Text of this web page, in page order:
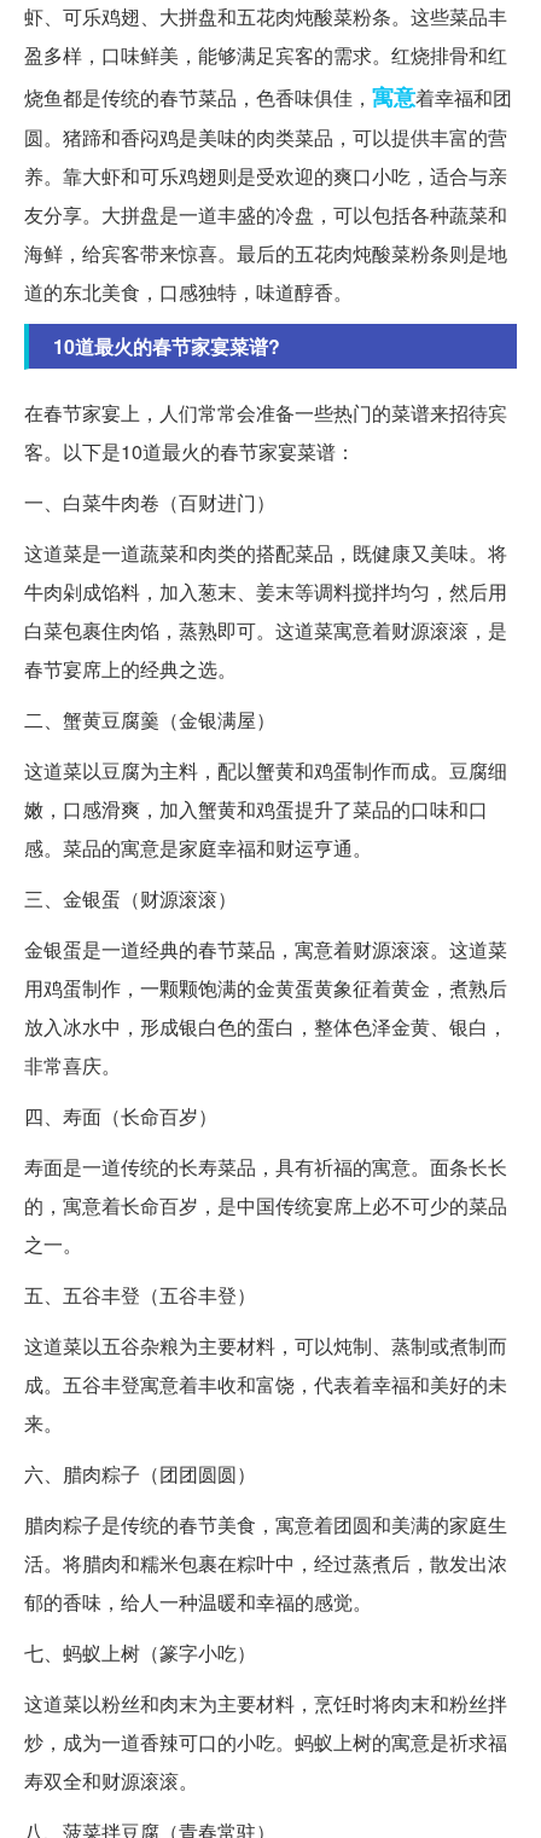
虾、可乐鸡翅、大拼盘和五花肉炖酸菜粉条。这些菜品丰
盈多样，口味鲜美，能够满足宾客的需求。红烧排骨和红
烧鱼都是传统的春节菜品，色香味俱佳， 寓意着幸福和团
圆。猪蹄和香闷鸡是美味的肉类菜品，可以提供丰富的营
养。靠大虾和可乐鸡翅则是受欢迎的爽口小吃，适合与亲
友分享。大拼盘是一道丰盛的冷盘，可以包括各种蔬菜和
海鲜，给宾客带来惊喜。最后的五花肉炖酸菜粉条则是地
道的东北美食，口感独特，味道醇香。
10道最火的春节家宴菜谱?
在春节家宴上，人们常常会准备一些热门的菜谱来招待宾
客。以下是10道最火的春节家宴菜谱：
一、白菜牛肉卷（百财进门）
这道菜是一道蔬菜和肉类的搭配菜品，既健康又美味。将
牛肉剁成馅料，加入葱末、姜末等调料搅拌均匀，然后用
白菜包裹住肉馅，蒸熟即可。这道菜寓意着财源滚滚，是
春节宴席上的经典之选。
二、蟹黄豆腐羹（金银满屋）
这道菜以豆腐为主料，配以蟹黄和鸡蛋制作而成。豆腐细
嫩，口感滑爽，加入蟹黄和鸡蛋提升了菜品的口味和口
感。菜品的寓意是家庭幸福和财运亨通。
三、金银蛋（财源滚滚）
金银蛋是一道经典的春节菜品，寓意着财源滚滚。这道菜
用鸡蛋制作，一颗颗饱满的金黄蛋黄象征着黄金，煮熟后
放入冰水中，形成银白色的蛋白，整体色泽金黄、银白，
非常喜庆。
四、寿面（长命百岁）
寿面是一道传统的长寿菜品，具有祈福的寓意。面条长长
的，寓意着长命百岁，是中国传统宴席上必不可少的菜品
之一。
五、五谷丰登（五谷丰登）
这道菜以五谷杂粮为主要材料，可以炖制、蒸制或煮制而
成。五谷丰登寓意着丰收和富饶，代表着幸福和美好的未
来。
六、腊肉粽子（团团圆圆）
腊肉粽子是传统的春节美食，寓意着团圆和美满的家庭生
活。将腊肉和糯米包裹在粽叶中，经过蒸煮后，散发出浓
郁的香味，给人一种温暖和幸福的感觉。
七、蚂蚁上树（篆字小吃）
这道菜以粉丝和肉末为主要材料，烹饪时将肉末和粉丝拌
炒，成为一道香辣可口的小吃。蚂蚁上树的寓意是祈求福
寿双全和财源滚滚。
八、菠菜拌豆腐（青春常驻）